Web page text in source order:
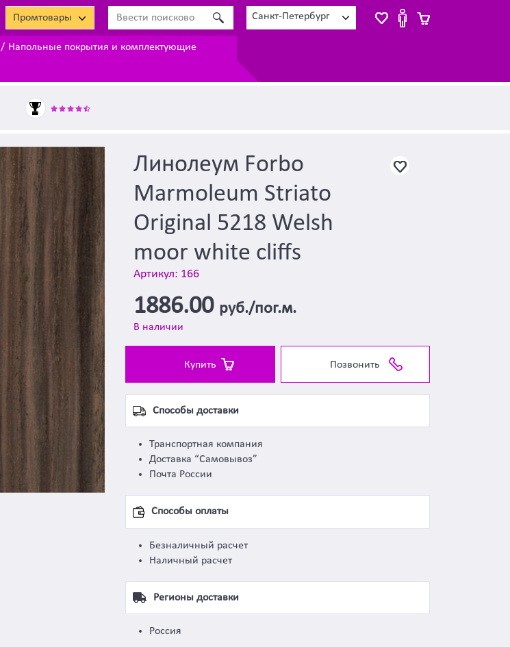
Промтовары Санкт-Петербург
Напольные покрытия и комплектующие
Линолеум Forbo
Marmoleum Striato
Original 5218 Welsh
moor white cliffs
Артикул: 166
1886.00 руб./пог.м.
В наличии
Купить Позвонить
Способы доставки
Транспортная компания
Доставка “Самовывоз”
Почта России
Способы оплаты
Безналичный расчет
Наличный расчет
Регионы доставки
Россия